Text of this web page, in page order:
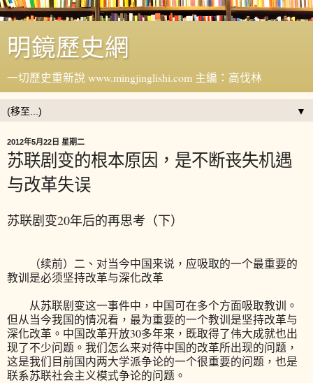
明鏡歷史網
一切歷史重新說 www.mingjinglishi.com 主編：高伐林
▼
2012年5月22日 星期二
苏联剧变的根本原因，是不断丧失机遇
与改革失误
苏联剧变20年后的再思考（下）
（续前）二、对当今中国来说，应吸取的一个最重要的
教训是必须坚持改革与深化改革
从苏联剧变这一事件中，中国可在多个方面吸取教训。
但从当今我国的情况看，最为重要的一个教训是坚持改革与
深化改革。中国改革开放30多年来，既取得了伟大成就也出
现了不少问题。我们怎么来对待中国的改革所出现的问题，
这是我们目前国内两大学派争论的一个很重要的问题，也是
联系苏联社会主义模式争论的问题。